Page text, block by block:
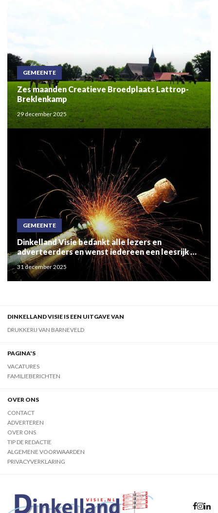
GEMEENTE
Zes maanden Creatieve Broedplaats Lattrop-
Breklenkamp
29 december 2025
GEMEENTE
Dinkelland Visie bedankt alle lezers en
adverteerders en wenst iedereen een leesrijk en
gezond 2026!
31 december 2025
DINKELLAND VISIE IS EEN UITGAVE VAN
DRUKKERIJ VAN BARNEVELD
PAGINA'S
VACATURES
FAMILIEBERICHTEN
OVER ONS
CONTACT
ADVERTEREN
OVER ONS
TIP DE REDACTIE
ALGEMENE VOORWAARDEN
PRIVACYVERKLARING